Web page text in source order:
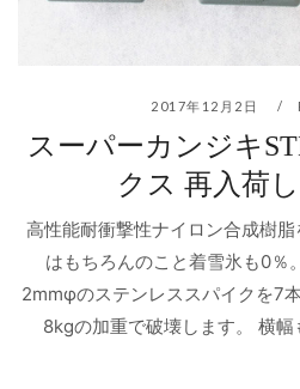
2017年12月2日
スーパーカンジキ
クス 再入荷
高性能耐衝撃性ナイロン合成樹
はもちろんのこと着雪氷も0％
2mmφのステンレススパイクを7
8kgの加重で破壊します。 横